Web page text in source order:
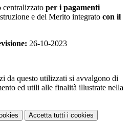
centralizzato per i pagamenti
e del Merito integrato con il
26-10-2023
da questo utilizzati si avvalgono di
ed utili alle finalità illustrate nella
Accetta tutti i cookies